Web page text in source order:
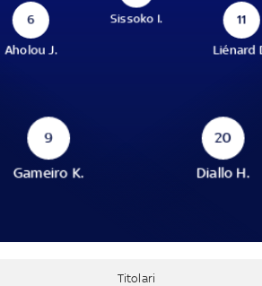
6
Aholou J.
Sissoko I. 11
Liénard
9
Gameiro K.
20
Diallo H.
Titolari